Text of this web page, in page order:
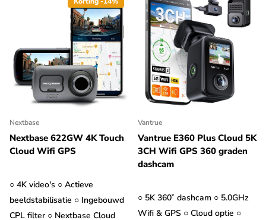
Nextbase
Nextbase 622GW 4K Touch
Cloud Wifi GPS
○ 4K video's ○ Actieve
beeldstabilisatie ○ Ingebouwd
CPL filter ○ Nextbase Cloud
Vantrue
Vantrue E360 Plus Cloud 5K
3CH Wifi GPS 360 graden
dashcam
○ 5K 360˚ dashcam ○ 5.0GHz
Wifi & GPS ○ Cloud optie ○